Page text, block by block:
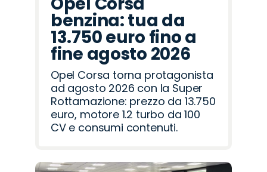
benzina: tua da
13.750 euro fino a
fine agosto 2026
Opel Corsa torna protagonista
ad agosto 2026 con la Super
Rottamazione: prezzo da 13.750
euro, motore 1.2 turbo da 100
CV e consumi contenuti.